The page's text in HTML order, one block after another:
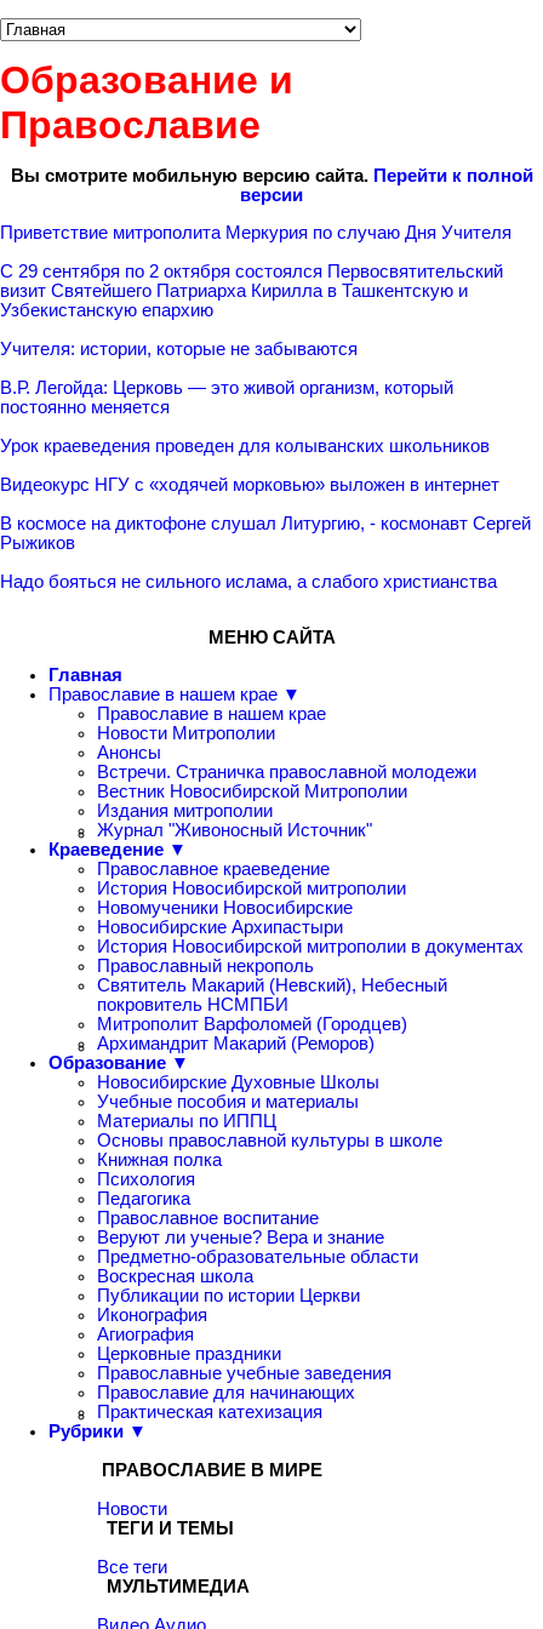
Образование и
Православие
Вы смотрите мобильную версию сайта. Перейти к полной
версии
Приветствие митрополита Меркурия по случаю Дня Учителя
С 29 сентября по 2 октября состоялся Первосвятительский
визит Святейшего Патриарха Кирилла в Ташкентскую и
Узбекистанскую епархию
Учителя: истории, которые не забываются
В.Р. Легойда: Церковь — это живой организм, который
постоянно меняется
Урок краеведения проведен для колыванских школьников
Видеокурс НГУ с «ходячей морковью» выложен в интернет
В космосе на диктофоне слушал Литургию, - космонавт Сергей
Рыжиков
Надо бояться не сильного ислама, а слабого христианства
МЕНЮ САЙТА
Главная
Православие в нашем крае ▼
Православие в нашем крае
Новости Митрополии
Анонсы
Встречи. Страничка православной молодежи
Вестник Новосибирской Митрополии
Издания митрополии
Журнал "Живоносный Источник"
Краеведение ▼
Православное краеведение
История Новосибирской митрополии
Новомученики Новосибирские
Новосибирские Архипастыри
История Новосибирской митрополии в документах
Православный некрополь
Святитель Макарий (Невский), Небесный
покровитель НСМПБИ
Митрополит Варфоломей (Городцев)
Архимандрит Макарий (Реморов)
Образование ▼
Новосибирские Духовные Школы
Учебные пособия и материалы
Материалы по ИППЦ
Основы православной культуры в школе
Книжная полка
Психология
Педагогика
Православное воспитание
Веруют ли ученые? Вера и знание
Предметно-образовательные области
Воскресная школа
Публикации по истории Церкви
Иконография
Агиография
Церковные праздники
Православные учебные заведения
Православие для начинающих
Практическая катехизация
Рубрики ▼
ПРАВОСЛАВИЕ В МИРЕ
Новости
ТЕГИ И ТЕМЫ
Все теги
МУЛЬТИМЕДИА